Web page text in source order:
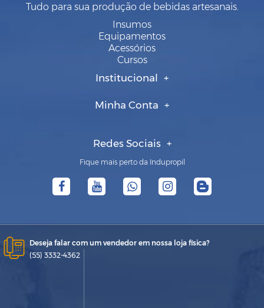
Tudo para sua produção de bebidas artesanais.
Insumos
Equipamentos
Acessórios
Cursos
Institucional
Minha Conta
Redes Sociais
Fique mais perto da Indupropil
Deseja falar com um vendedor em nossa loja física?
(55) 3332-4362